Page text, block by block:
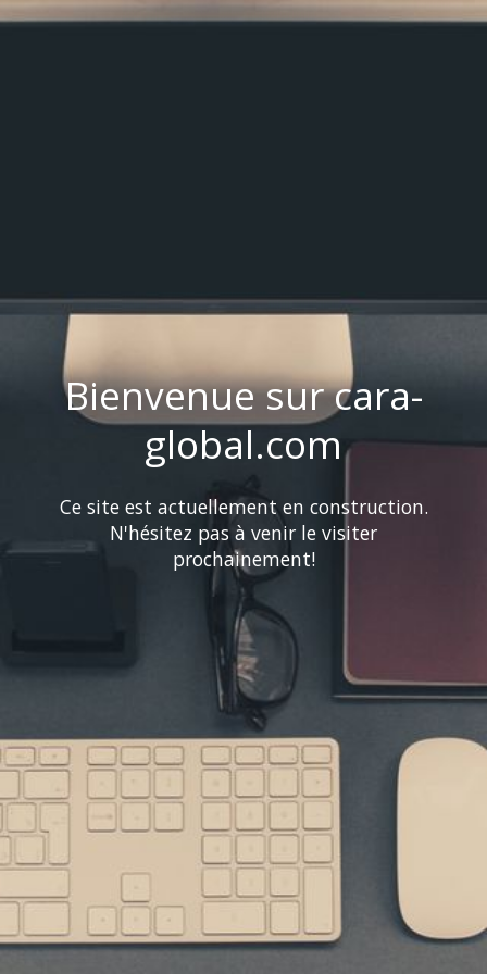
Bienvenue sur cara-
global.com
Ce site est actuellement en construction.
N'hésitez pas à venir le visiter
prochainement!